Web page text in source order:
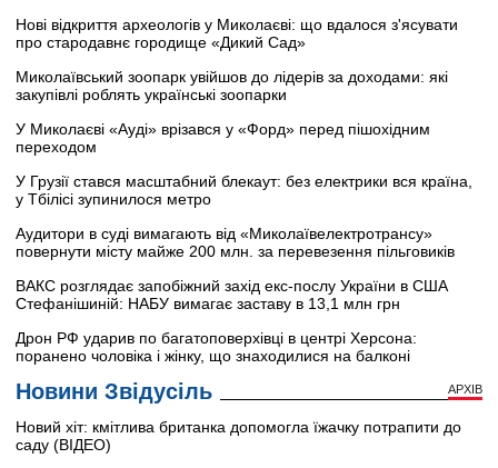
Нові відкриття археологів у Миколаєві: що вдалося з'ясувати
про стародавнє городище «Дикий Сад»
Миколаївський зоопарк увійшов до лідерів за доходами: які
закупівлі роблять українські зоопарки
У Миколаєві «Ауді» врізався у «Форд» перед пішохідним
переходом
У Грузії стався масштабний блекаут: без електрики вся країна,
у Тбілісі зупинилося метро
Аудитори в суді вимагають від «Миколаївелектротрансу»
повернути місту майже 200 млн. за перевезення пільговиків
ВАКС розглядає запобіжний захід екс-послу України в США
Стефанішиній: НАБУ вимагає заставу в 13,1 млн грн
Дрон РФ ударив по багатоповерхівці в центрі Херсона:
поранено чоловіка і жінку, що знаходилися на балконі
Новини Звідусіль АРХІВ
Новий хіт: кмітлива британка допомогла їжачку потрапити до
саду (ВІДЕО)